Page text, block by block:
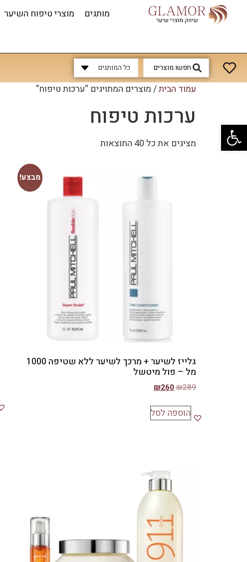
פתח סרגל נגישות
מותגים מוצרי טיפוח השיער
כל המותגים
עמוד הבית/ מוצרים המתויגים “ערכות טיפוח”
ערכות טיפוח
מציגים את כל ⁦40⁩ התוצאות
מבצע!
גלייז לשיער + מרכך לשיער ללא שטיפה 1000
מל – פול מיטשל
₪289
₪260
הוספה לסל